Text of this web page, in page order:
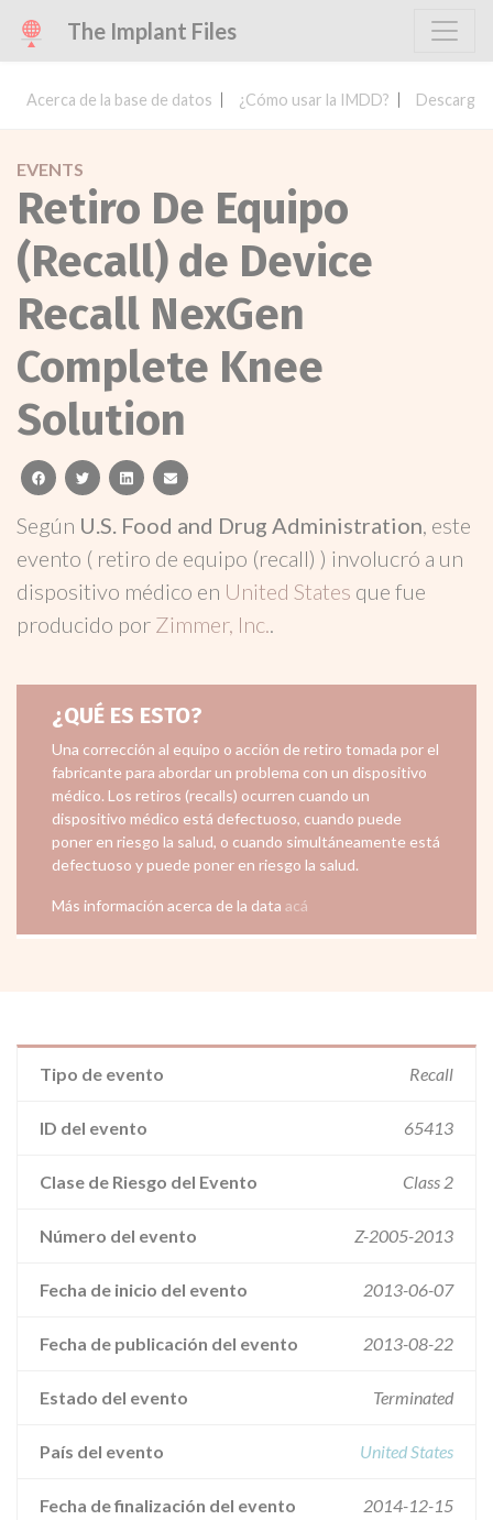
The Implant Files
Acerca de la base de datos ¿Cómo usar la IMDD? Descargar
EVENTS
Retiro De Equipo
(Recall) de Device
Recall NexGen
Complete Knee
Solution
facebooktwitterlinkedinemail
Según U.S. Food and Drug Administration, este
evento ( retiro de equipo (recall) ) involucró a un
dispositivo médico en United States que fue
producido por Zimmer, Inc..
¿QUÉ ES ESTO?
Una corrección al equipo o acción de retiro tomada por el
fabricante para abordar un problema con un dispositivo
médico. Los retiros (recalls) ocurren cuando un
dispositivo médico está defectuoso, cuando puede
poner en riesgo la salud, o cuando simultáneamente está
defectuoso y puede poner en riesgo la salud.
Más información acerca de la data acá
Tipo de evento Recall
ID del evento 65413
Clase de Riesgo del Evento Class 2
Número del evento Z-2005-2013
Fecha de inicio del evento 2013-06-07
Fecha de publicación del evento 2013-08-22
Estado del evento Terminated
País del evento United States
Fecha de finalización del evento 2014-12-15